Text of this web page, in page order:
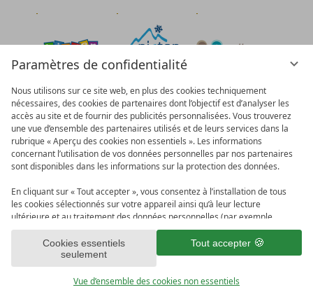
Paramètres de confidentialité
Nous utilisons sur ce site web, en plus des cookies techniquement
nécessaires, des cookies de partenaires dont l’objectif est d’analyser les
accès au site et de fournir des publicités personnalisées. Vous trouverez
une vue d’ensemble des partenaires utilisés et de leurs services dans la
rubrique « Aperçu des cookies non essentiels ». Les informations
concernant l’utilisation de vos données personnelles par nos partenaires
sont disponibles dans les informations sur la protection des données.
En cliquant sur « Tout accepter », vous consentez à l’installation de tous
les cookies sélectionnés sur votre appareil ainsi qu’à leur lecture
ultérieure et au traitement des données personnelles (par exemple,
votre adresse IP) par nous et nos partenaires. Si vous n’êtes pas d’accord,
veuillez cliquer sur « Cookies essentiels uniquement ». Vous pouvez
effectuer une sélection individuelle dans la rubrique « Aperçu des cookies
non essentiels ». Vous pouvez à tout moment consulter et modifier vos
choix dans le pied de page de ce site ou dans les informations sur la
Tout accepter
Cookies essentiels
seulement
Vue d’ensemble des cookies non essentiels
vioma GmbH
Mentions légales